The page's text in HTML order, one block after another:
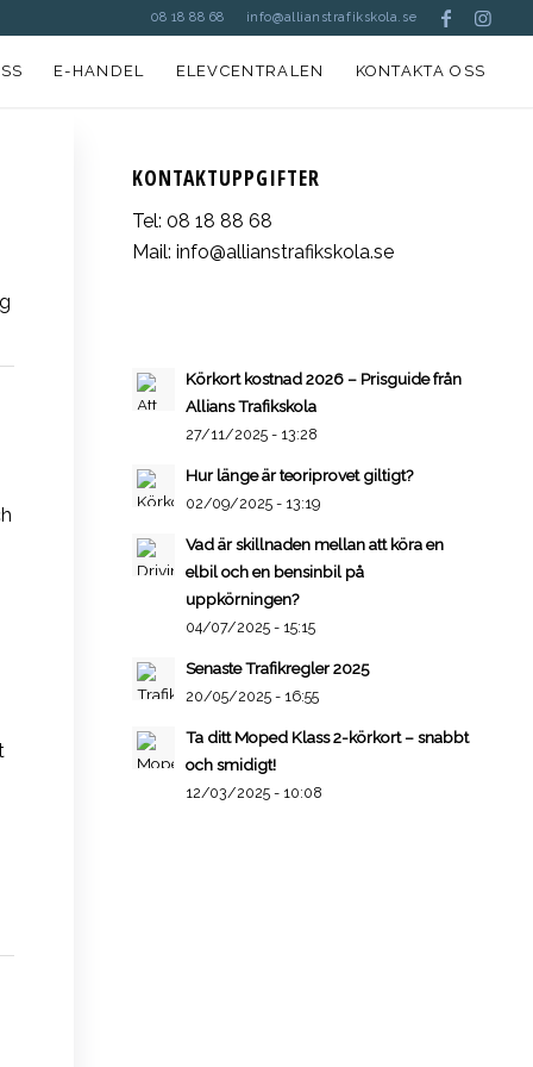
08 18 88 68 info@allianstrafikskola.se
E-HANDEL ELEVCENTRALEN KONTAKTA OSS
KONTAKTUPPGIFTER
Tel:08 18 88 68
Mail:info@allianstrafikskola.se
Körkort kostnad 2026 – Prisguide från
Allians Trafikskola
27/11/2025 - 13:28
Hur länge är teoriprovet giltigt?
02/09/2025 - 13:19
Vad är skillnaden mellan att köra en
elbil och en bensinbil på
uppkörningen?
04/07/2025 - 15:15
Senaste Trafikregler 2025
20/05/2025 - 16:55
Ta ditt Moped Klass 2-körkort – snabbt
och smidigt!
12/03/2025 - 10:08